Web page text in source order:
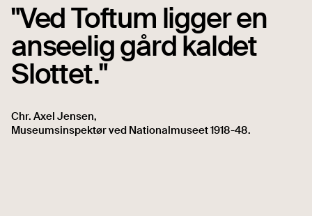
"Ved Toftum ligger en
anseelig gård kaldet
Slottet."
Chr. Axel Jensen,
Museumsinspektør ved Nationalmuseet 1918-48.